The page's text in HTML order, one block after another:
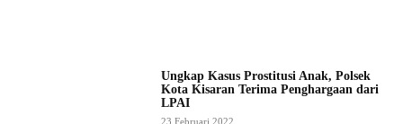
Ungkap Kasus Prostitusi Anak, Polsek
Kota Kisaran Terima Penghargaan dari
LPAI
23 Februari 2022